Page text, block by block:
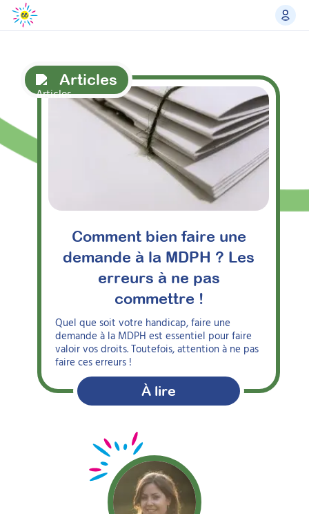
Articles
Comment bien faire une
demande à la MDPH ? Les
erreurs à ne pas
commettre !
Quel que soit votre handicap, faire une
demande à la MDPH est essentiel pour faire
valoir vos droits. Toutefois, attention à ne pas
faire ces erreurs !
À lire